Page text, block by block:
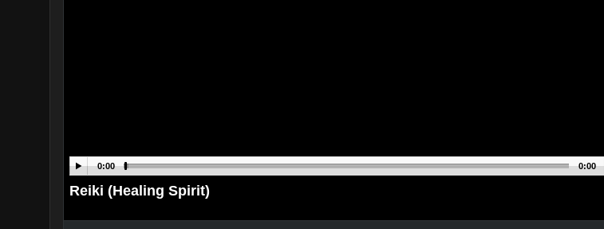
0:00 0:00
Reiki (Healing Spirit)